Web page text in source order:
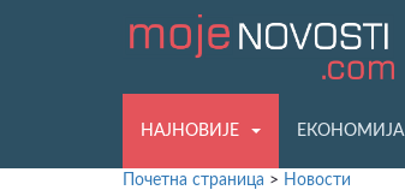
НАЈНОВИЈЕ ЕКОНОМИЈА
Почетна страница > Новости